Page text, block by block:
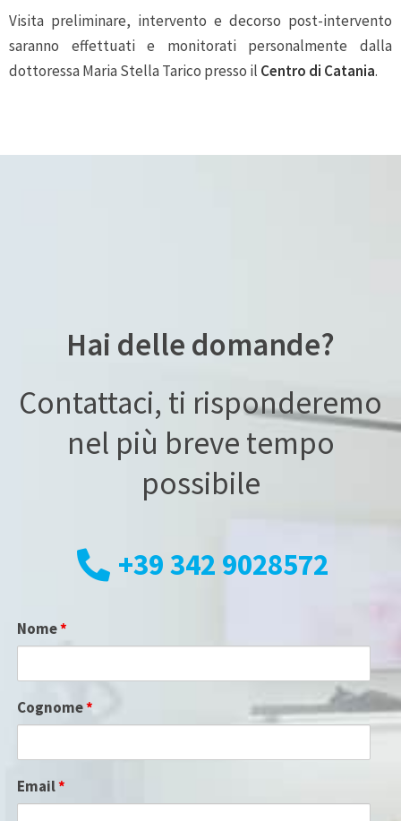
Visita preliminare, intervento e decorso post-intervento
saranno effettuati e monitorati personalmente dalla
dottoressa Maria Stella Tarico presso il Centro di Catania.
Hai delle domande?
Contattaci, ti risponderemo
nel più breve tempo
possibile
+39 342 9028572
Nome*
Cognome*
Email*